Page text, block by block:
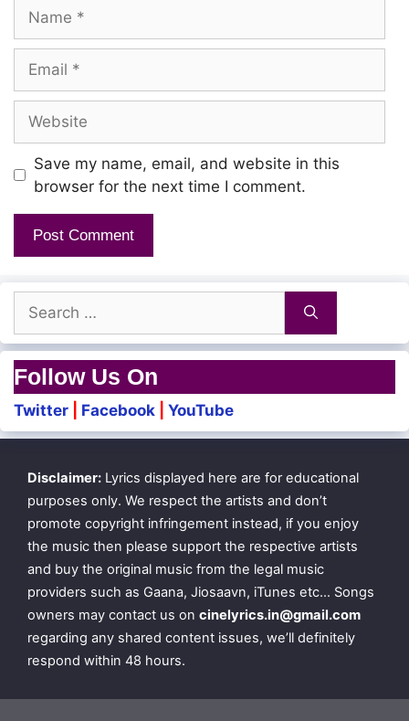
Osaka sethaa osakaa
Paavi idhayatha kaathaadi aakivitta
Yeஸ ac rosaa, dhoosi roatil
Veesi kai veesi pesi vandhaa
Thamesu thanni paatha meenu
Vaigha aathoram neendha vandhaa
Indha vayakaatu mathiyilaaaa.. ooo…
Indha vayakaatu mathiyila
Muyalonaa thulikittu
Puyal onna nenjil nattu yen ponaalo
Kavudha paadi kedakenae
Thekaa meekaa ketkaama
Rekka katti parandhenae
Osaka setha osakaa poyi
Methakathaan vaan yethi vittu puttaa
Save my name, email, and website in this
browser for the next time I comment.
for:
Follow Us On
Twitter Facebook YouTube
Disclaimer: Lyrics displayed here are for educational
purposes only. We respect the artists and don’t
promote copyright infringement instead, if you enjoy
the music then please support the respective artists
and buy the original music from the legal music
providers such as Gaana, Jiosaavn, iTunes etc… Songs
owners may contact us on cinelyrics.in@gmail.com
regarding any shared content issues, we’ll definitely
respond within 48 hours.